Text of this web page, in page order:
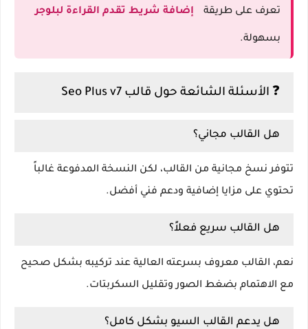
تعرف على طريقة إضافة شريط تقدم القراءة لبلوجر
بسهولة.
❓ الأسئلة الشائعة حول قالب Seo Plus v7
هل القالب مجاني؟
تتوفر نسخ مجانية من القالب، لكن النسخة المدفوعة غالباً
تحتوي على مزايا إضافية ودعم فني أفضل.
هل القالب سريع فعلاً؟
نعم، القالب معروف بسرعته العالية عند تركيبه بشكل صحيح
مع الاهتمام بضغط الصور وتقليل السكربتات.
هل يدعم القالب السيو بشكل كامل؟